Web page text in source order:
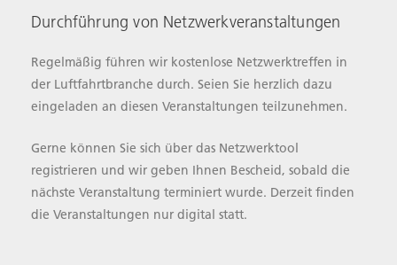
Durchführung von Netzwerkveranstaltungen
Regelmäßig führen wir kostenlose Netzwerktreffen in
der Luftfahrtbranche durch. Seien Sie herzlich dazu
eingeladen an diesen Veranstaltungen teilzunehmen.
Gerne können Sie sich über das Netzwerktool
registrieren und wir geben Ihnen Bescheid, sobald die
nächste Veranstaltung terminiert wurde. Derzeit finden
die Veranstaltungen nur digital statt.